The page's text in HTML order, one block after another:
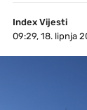
Index Vijesti
09:29, 18. lipnja